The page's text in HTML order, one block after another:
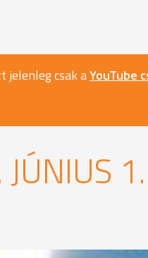
jelenleg csak aYouTube
1.